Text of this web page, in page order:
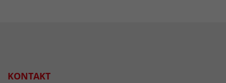
KONTAKT